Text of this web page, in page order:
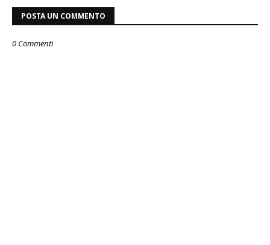
POSTA UN COMMENTO
0 Commenti